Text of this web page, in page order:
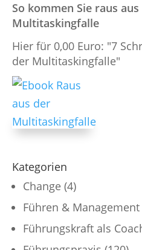
So kommen Sie raus
Multitaskingfalle
Hier für 0,00 Euro: "7
der Multitaskingfalle"
Kategorien
Change (4)
Führen & Management
Führungskraft als